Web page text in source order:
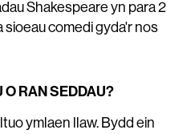
Shakespeare yn para 2
sioeau comedi gyda'r nos
O RAN SEDDAU?
ymlaen llaw. Bydd ein